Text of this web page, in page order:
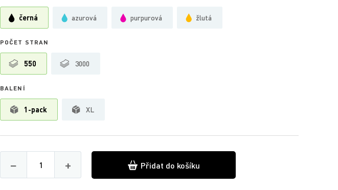
černá azurová purpurová žlutá
POČET STRAN
550 3000
BALENÍ
1-pack XL
−
Množství
+ Přidat do košíku